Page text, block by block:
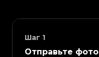
Шаг 1
Отправьте фото